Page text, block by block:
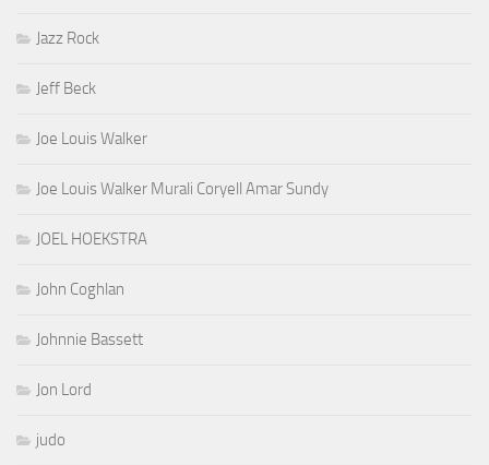
Jazz Rock
Jeff Beck
Joe Louis Walker
Joe Louis Walker Murali Coryell Amar Sundy
JOEL HOEKSTRA
John Coghlan
Johnnie Bassett
Jon Lord
judo